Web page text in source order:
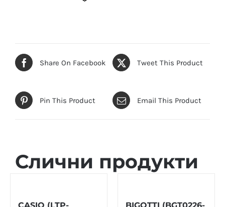
Share On Facebook Tweet This Product
Pin This Product Email This Product
Слични продукти
CASIO (LTP-
BIGOTTI (BGT0226-